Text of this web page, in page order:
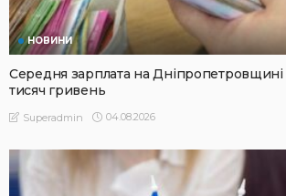
НОВИНИ
Середня зарплата на Дніпропетровщині
тисяч гривень
Superadmin 04.08.2026